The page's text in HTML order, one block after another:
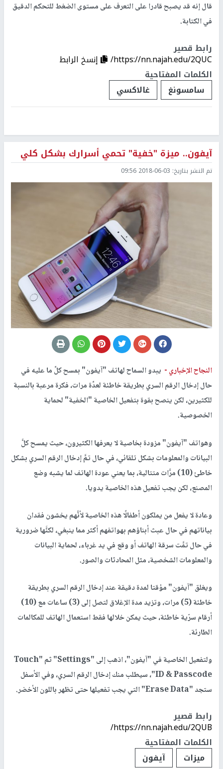
قال إنه قد يصبح قادرا على التعرف على مستوى الضغط للتحكم الدقيق
في الكتابة.
رابط قصير
https://nn.najah.edu/2QUC/
إنسخ الرابط
الكلمات المفتاحية
سامسونغ
غالاكسي
آيفون.. ميزة "خفية" تحمي أسرارك بشكل كلي
تم النشر بتاريخ: 2018-06-03 09:56
النجاح الإخباري - يبدو السماح لهاتف "آيفون" بمسح كلِّ ما عليه في
حال إدخال الرقم السري بطريقة خاطئة لعدِّة مرات، فكرة مرعبة بالنسبة
للكثيرين، لكن ينصح بقوة بتفعيل الخاصية "الخفية" لحماية
الخصوصية.
وهواتف "آيفون" مزودة بخاصية لا يعرفها الكثيرون، حيث يمسح كلَّ
البيانات والمعلومات بشكل تلقائي، في حال تمَّ إدخال الرقم السري بشكل
خاطئ (10) مرَّات متتالية، بما يعني عودة الهاتف لما يشبه وضع
المصنع، لكن يجب تفعيل هذه الخاصية يدويا.
وعادة لا يفعل من يملكون أطفالًا هذه الخاصية لأنَّهم يخشون فقدان
بياناتهم في حال عبث أبناؤهم بهواتفهم أكثر مما ينبغي، لكنَّها ضرورية
في حال تمَّت سرقة الهاتف أو وقع في يد غرباء، لحماية البيانات
والمعلومات الشخصية، مثل المحادثات والصور.
ويغلق "آيفون" مؤقتا لمدة دقيقة عند إدخال الرقم السري بطريقة
خاطئة (5) مرات، وتزيد مدة الإغلاق لتصل إلى (3) ساعات مع (10)
أرقام سرّية خاطئة، حيث يمكن خلالها فقط استعمال الهاتف للمكالمات
الطارئة.
ولتفعيل الخاصية في "آيفون"، اذهب إلى "Settings" ثم "Touch
ID & Passcode"، سيطلب منك إدخال الرقم السري، وفي الأسفل
ستجد "Erase Data" التي يجب تفعيلها حتى تظهر باللون الأخضر.
رابط قصير
https://nn.najah.edu/2QUB/
الكلمات المفتاحية
ميزات
آيفون